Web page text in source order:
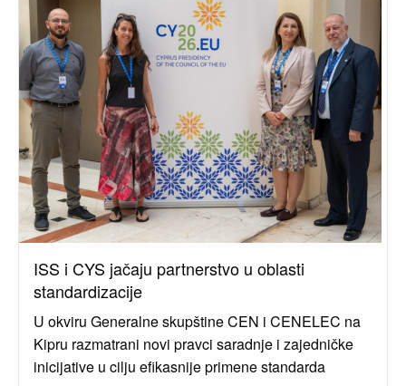
ISS i CYS jačaju partnerstvo u oblasti
standardizacije
U okviru Generalne skupštine CEN i CENELEC na
Kipru razmatrani novi pravci saradnje i zajedničke
inicijative u cilju efikasnije primene standarda